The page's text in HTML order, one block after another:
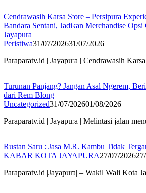
Cendrawasih Karsa Store – Persipura
Bandara Sentani, Jadikan Merchandise Opsi
Jayapura
Peristiwa31/07/202631/07/2026
Paraparatv.id | Jayapura | Cendrawasih
Turunan Panjang? Jangan Asal Ngerem,
dari Rem Blong
Uncategorized31/07/202601/08/2026
Paraparatv.id | Jayapura | Melintasi jalan
Rustan Saru : Jasa M.R. Kambu Tidak
KABAR KOTA JAYAPURA27/07/2026
Paraparatv.id |Jayapura| – Wakil Wali Kota